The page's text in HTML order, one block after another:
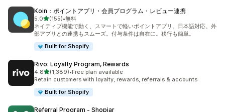
Koin：ポイントアプリ・会員プログラム・レビュー連携
5.05つ星中
(155)
合計レビュー数：155件
•無料
ネイティブ機能で動く、スマートで軽いポイントアプリ。日本語対応。外
部アプリとの連携もスムーズ。付与条件は自在に。移行も簡単。
Built for Shopify
Rivo: Loyalty Program, Rewards
4.85つ星中
(1,389)
合計レビュー数：1389件
•Free plan available
Retain customers with loyalty, rewards, referrals & accounts
Built for Shopify
Referral Program ‑ Shopjar